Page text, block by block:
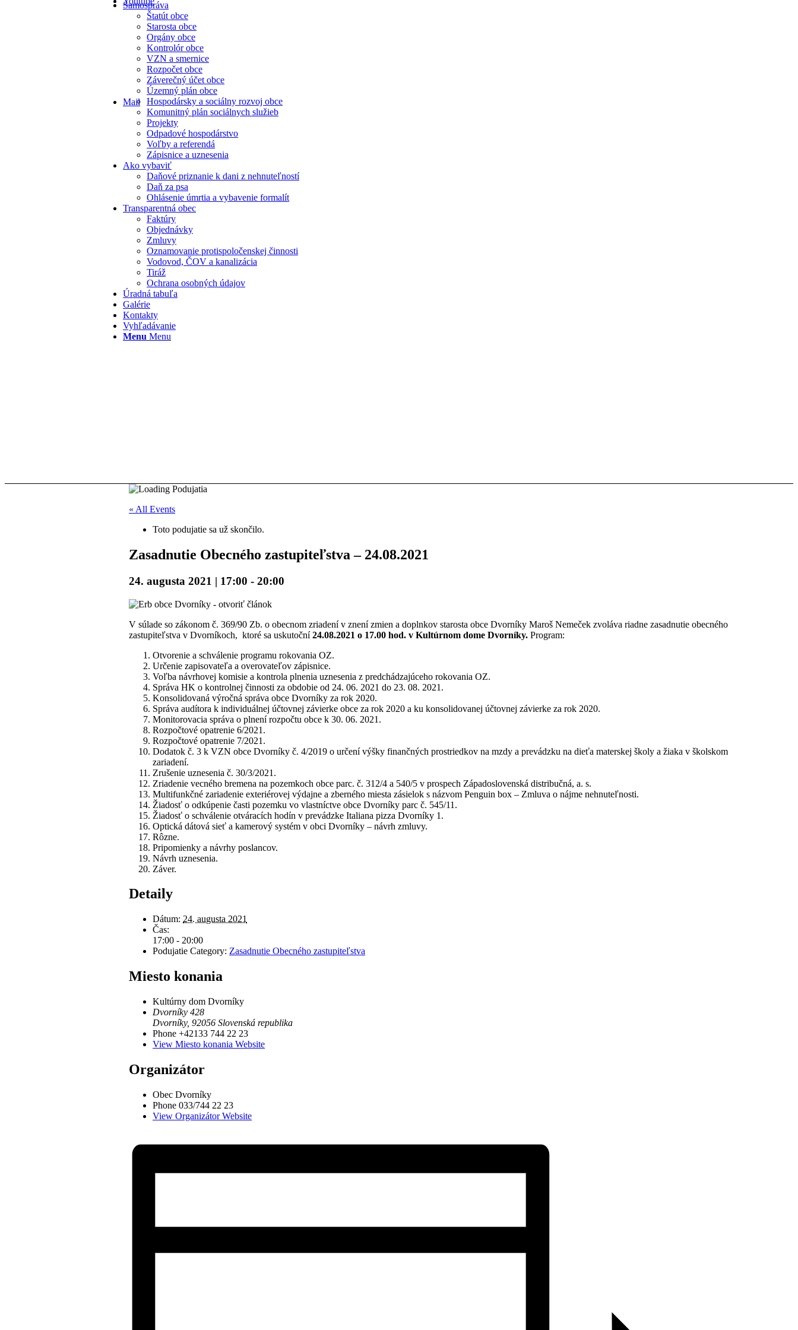
Mail
Samospráva
Štatút obce
Starosta obce
Orgány obce
Kontrolór obce
VZN a smernice
Rozpočet obce
Záverečný účet obce
Územný plán obce
Hospodársky a sociálny rozvoj obce
Komunitný plán sociálnych služieb
Projekty
Odpadové hospodárstvo
Voľby a referendá
Zápisnice a uznesenia
Ako vybaviť
Daňové priznanie k dani z nehnuteľností
Daň za psa
Ohlásenie úmrtia a vybavenie formalít
Transparentná obec
Faktúry
Objednávky
Zmluvy
Oznamovanie protispoločenskej činnosti
Vodovod, ČOV a kanalizácia
Tiráž
Ochrana osobných údajov
Úradná tabuľa
Galérie
Kontakty
Vyhľadávanie
Menu Menu
« All Events
Toto podujatie sa už skončilo.
Zasadnutie Obecného zastupiteľstva – 24.08.2021
24. augusta 2021 | 17:00 - 20:00
V súlade so zákonom č. 369/90 Zb. o obecnom zriadení v znení zmien a doplnkov starosta obce Dvorníky Maroš Nemeček zvoláva riadne zasadnutie obecného
zastupiteľstva v Dvorníkoch, ktoré sa uskutoční24.08.2021 o 17.00 hod. v Kultúrnom dome Dvorníky. Program:
Otvorenie a schválenie programu rokovania OZ.
Určenie zapisovateľa a overovateľov zápisnice.
Voľba návrhovej komisie a kontrola plnenia uznesenia z predchádzajúceho rokovania OZ.
Správa HK o kontrolnej činnosti za obdobie od 24. 06. 2021 do 23. 08. 2021.
Konsolidovaná výročná správa obce Dvorníky za rok 2020.
Správa audítora k individuálnej účtovnej závierke obce za rok 2020 a ku konsolidovanej účtovnej závierke za rok 2020.
Monitorovacia správa o plnení rozpočtu obce k 30. 06. 2021.
Rozpočtové opatrenie 6/2021.
Rozpočtové opatrenie 7/2021.
Dodatok č. 3 k VZN obce Dvorníky č. 4/2019 o určení výšky finančných prostriedkov na mzdy a prevádzku na dieťa materskej školy a žiaka v školskom
zariadení.
Zrušenie uznesenia č. 30/3/2021.
Zriadenie vecného bremena na pozemkoch obce parc. č. 312/4 a 540/5 v prospech Západoslovenská distribučná, a. s.
Multifunkčné zariadenie exteriérovej výdajne a zberného miesta zásielok s názvom Penguin box – Zmluva o nájme nehnuteľnosti.
Žiadosť o odkúpenie časti pozemku vo vlastníctve obce Dvorníky parc č. 545/11.
Žiadosť o schválenie otváracích hodín v prevádzke Italiana pizza Dvorníky 1.
Optická dátová sieť a kamerový systém v obci Dvorníky – návrh zmluvy.
Rôzne.
Pripomienky a návrhy poslancov.
Návrh uznesenia.
Záver.
Detaily
Dátum: 24. augusta 2021
Čas:
17:00 - 20:00
Podujatie Category: Zasadnutie Obecného zastupiteľstva
Miesto konania
Kultúrny dom Dvorníky
Dvorníky 428
Dvorníky, 92056 Slovenská republika
Phone +42133 744 22 23
View Miesto konania Website
Organizátor
Obec Dvorníky
Phone 033/744 22 23
View Organizátor Website